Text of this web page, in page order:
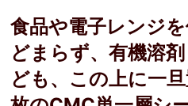
食品や電子レンジ
どまらず、有機溶
ども、この上に一